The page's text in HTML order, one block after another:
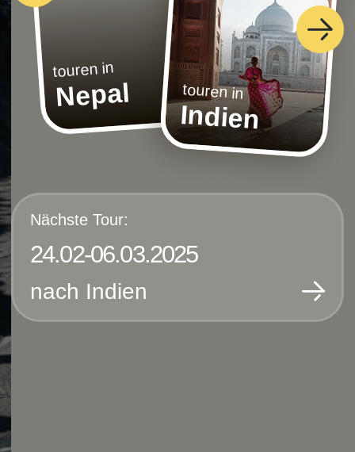
Alle unsereReisen
für die Jahre 2024-
2025
Wählen Sie Ihre Reise aus oder hinterlassen Sie